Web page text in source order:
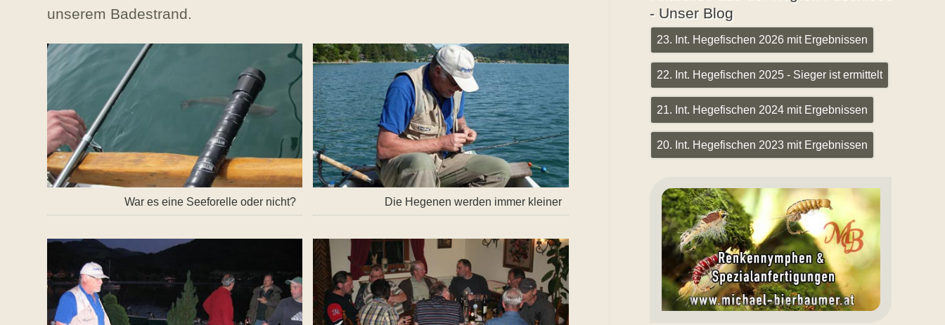
unserem Badestrand.
War es eine Seeforelle oder nicht? Die Hegenen werden immer kleiner
- Unser Blog
23. Int. Hegefischen 2026 mit Ergebnissen
22. Int. Hegefischen 2025 - Sieger ist ermittelt
21. Int. Hegefischen 2024 mit Ergebnissen
20. Int. Hegefischen 2023 mit Ergebnissen
Renkennymphen
Bierbaumer